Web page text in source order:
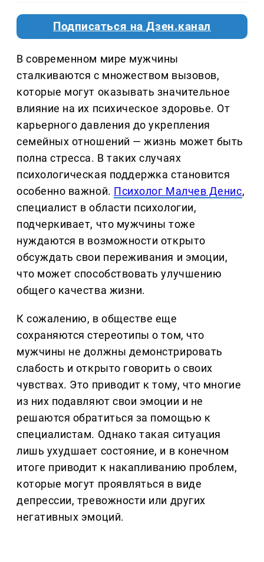
Подписаться на Дзен.канал
В современном мире мужчины
сталкиваются с множеством вызовов,
которые могут оказывать значительное
влияние на их психическое здоровье. От
карьерного давления до укрепления
семейных отношений — жизнь может быть
полна стресса. В таких случаях
психологическая поддержка становится
особенно важной. Психолог Малчев Денис,
специалист в области психологии,
подчеркивает, что мужчины тоже
нуждаются в возможности открыто
обсуждать свои переживания и эмоции,
что может способствовать улучшению
общего качества жизни.
К сожалению, в обществе еще
сохраняются стереотипы о том, что
мужчины не должны демонстрировать
слабость и открыто говорить о своих
чувствах. Это приводит к тому, что многие
из них подавляют свои эмоции и не
решаются обратиться за помощью к
специалистам. Однако такая ситуация
лишь ухудшает состояние, и в конечном
итоге приводит к накапливанию проблем,
которые могут проявляться в виде
депрессии, тревожности или других
негативных эмоций.